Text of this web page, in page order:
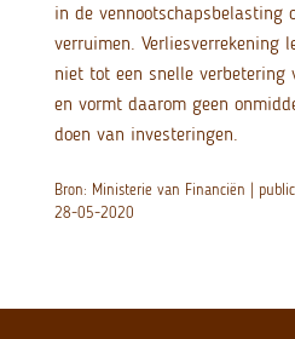
in de vennootschapsbelasting
verruimen. Verliesverrekening
niet tot een snelle
en vormt daarom geen
doen van investeringen.
Bron: Ministerie van Financiën |
28-05-2020